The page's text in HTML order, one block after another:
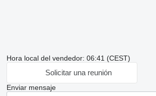
Hora local del vendedor: 06:41 (CEST)
Solicitar una reunión
Enviar mensaje